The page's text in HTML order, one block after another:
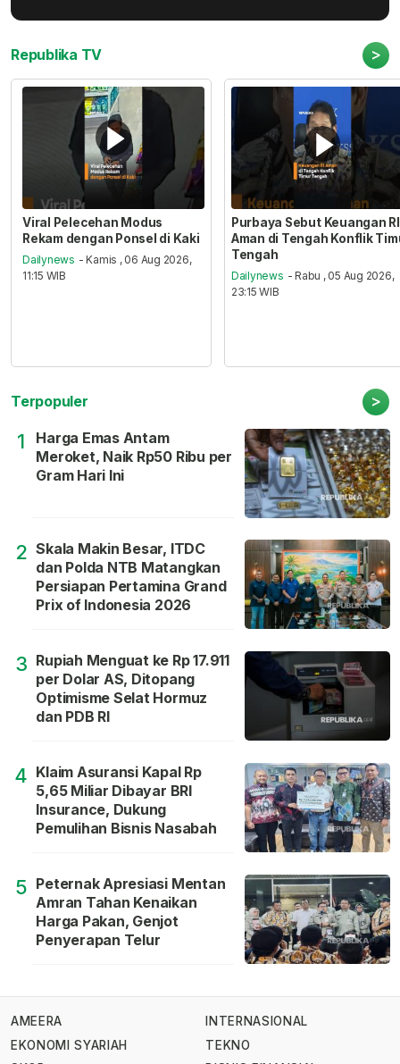
Republika TV >
Viral Pelecehan Modus
Rekam dengan Ponsel di Kaki
Dailynews - Kamis , 06 Aug 2026,
11:15 WIB
Purbaya Sebut Keuangan RI
Aman di Tengah Konflik
Tengah
Dailynews - Rabu , 05 Aug 2026,
23:15 WIB
Terpopuler >
1
Harga Emas Antam
Meroket, Naik Rp50 Ribu per
Gram Hari Ini
2 Skala Makin Besar, ITDC
dan Polda NTB Matangkan
Persiapan Pertamina Grand
Prix of Indonesia 2026
3 Rupiah Menguat ke Rp 17.911
per Dolar AS, Ditopang
Optimisme Selat Hormuz
dan PDB RI
4 Klaim Asuransi Kapal Rp
5,65 Miliar Dibayar BRI
Insurance, Dukung
Pemulihan Bisnis Nasabah
5 Peternak Apresiasi Mentan
Amran Tahan Kenaikan
Harga Pakan, Genjot
Penyerapan Telur
AMEERA
EKONOMI SYARIAH
INTERNASIONAL
TEKNO